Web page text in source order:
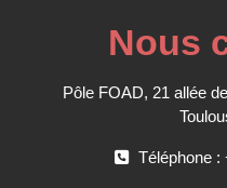
Nous
Pôle FOAD, 21 allée
Téléphone :